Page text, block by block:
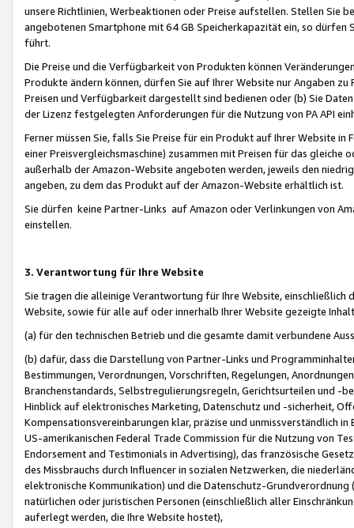
unsere Richtlinien, Werbeaktionen oder Preise aufstellen. Stellen Sie
angebotenen Smartphone mit 64 GB Speicherkapazität ein, so dürfen
führt.
Die Preise und die Verfügbarkeit von Produkten können
Produkte ändern können, dürfen Sie auf Ihrer Website nur Angaben
Preisen und Verfügbarkeit dargestellt sind bedienen oder (b) Sie
der Lizenz festgelegten Anforderungen für die Nutzung von PA API
Ferner müssen Sie, falls Sie Preise für ein Produkt auf Ihrer Website
einer Preisvergleichsmaschine) zusammen mit Preisen für das
außerhalb der Amazon-Website angeboten werden, jeweils den
angeben, zu dem das Produkt auf der Amazon-Website erhältlich ist.
Sie dürfen keine Partner-Links auf Amazon oder Verlinkungen von
einstellen.
3. Verantwortung für Ihre Website
Sie tragen die alleinige Verantwortung für Ihre Website,
Website, sowie für alle auf oder innerhalb Ihrer Website gezeigte
(a) für den technischen Betrieb und die gesamte damit verbundene
(b) dafür, dass die Darstellung von Partner-Links und
Bestimmungen, Verordnungen, Vorschriften, Regelungen,
Branchenstandards, Selbstregulierungsregeln, Gerichtsurteilen und -
Hinblick auf elektronisches Marketing, Datenschutz und -sicherheit,
Kompensationsvereinbarungen klar, präzise und unmissverständlich
US-amerikanischen Federal Trade Commission für die Nutzung von
Endorsement and Testimonials in Advertising), das französische
des Missbrauchs durch Influencer in sozialen Netzwerken, die
elektronische Kommunikation) und die Datenschutz-
natürlichen oder juristischen Personen (einschließlich aller
auferlegt werden, die Ihre Website hostet),